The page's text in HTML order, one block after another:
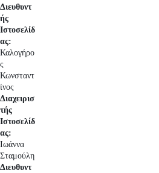
Διευθυντ
ής
Ιστοσελίδ
ας:
Καλογήρο
ς
Κωνσταντ
ίνος
Διαχειρισ
τής
Ιστοσελίδ
ας:
Ιωάννα
Σταμούλη
Διευθυντ